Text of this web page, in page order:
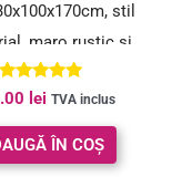
stil
maro rustic si
negru
Evaluat la
5.00
din 5
lei TVA inclus
ÎN COȘ